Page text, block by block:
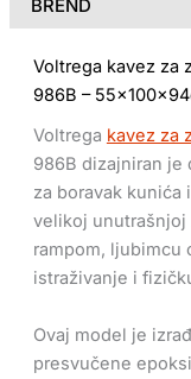
BREND
Voltrega kavez za
986B –
Voltrega kavez za
986B dizajniran je
za boravak kunića
velikoj unutrašnjoj
rampom, ljubimcu
istraživanje i
Ovaj model je
presvučene